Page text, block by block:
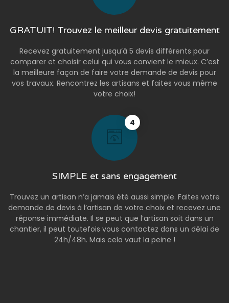
GRATUIT! Trouvez le meilleur devis gratuitement
Recevez gratuitement jusqu’à 5 devis différents pour
comparer et choisir celui qui vous convient le mieux. C’est
la meilleure façon de faire votre demande de devis pour
vos travaux. Rencontrez les artisans et faites vous même
votre choix!
4
SIMPLE et sans engagement
Trouvez un artisan n’a jamais été aussi simple. Faites votre
demande de devis à l’artisan de votre choix et recevez une
réponse immédiate. Il se peut que l’artisan soit dans un
chantier, il peut toutefois vous contactez dans un délai de
24h/48h. Mais cela vaut la peine !